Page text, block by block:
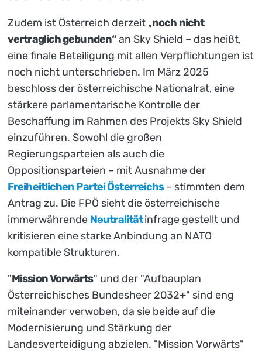
Zudem ist Österreich derzeit „noch nicht
vertraglich gebunden“an Sky Shield – das heißt,
eine finale Beteiligung mit allen Verpflichtungen ist
noch nicht unterschrieben. Im März 2025
beschloss der österreichische Nationalrat, eine
stärkere parlamentarische Kontrolle der
Beschaffung im Rahmen des Projekts Sky Shield
einzuführen. Sowohl die großen
Regierungsparteien als auch die
Oppositionsparteien – mit Ausnahme der
Freiheitlichen Partei Österreichs– stimmten dem
Antrag zu. Die FPÖ sieht die österreichische
immerwährende Neutralitätinfrage gestellt und
kritisieren eine starke Anbindung an NATO
kompatible Strukturen.
"Mission Vorwärts" und der "Aufbauplan
Österreichisches Bundesheer 2032+" sind eng
miteinander verwoben, da sie beide auf die
Modernisierung und Stärkung der
Landesverteidigung abzielen. "Mission Vorwärts"